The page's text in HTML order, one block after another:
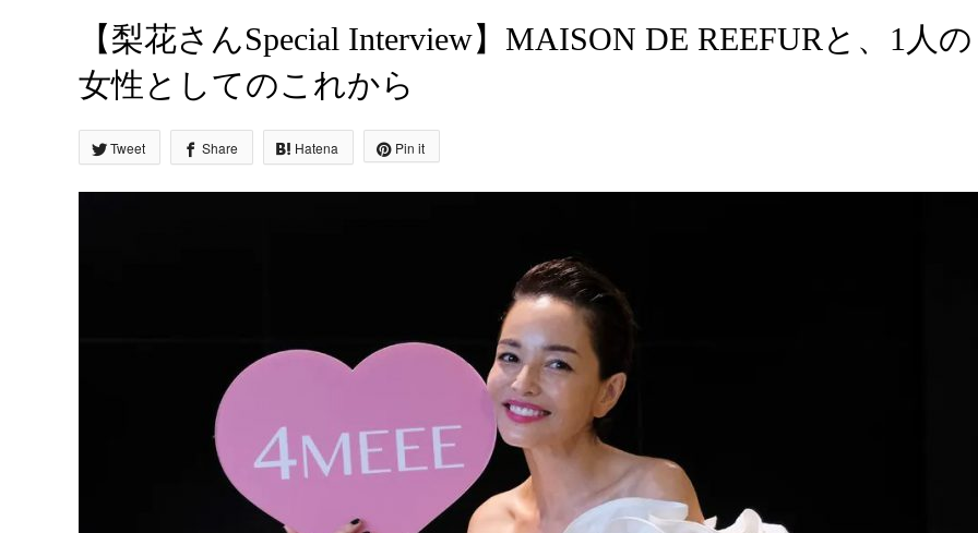
【梨花さんSpecial Interview】MAISON DE REEFURと、1人の
女性としてのこれから
Tweet Share Hatena Pin it